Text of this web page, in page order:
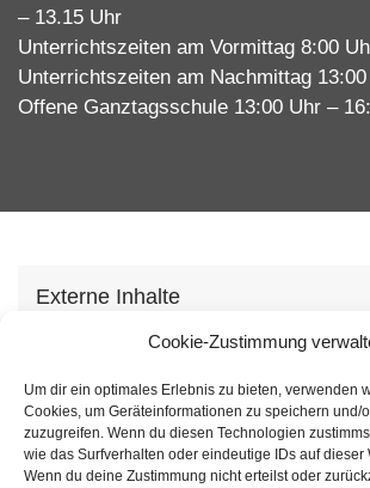
Cookie-Zustimmung
Um dir ein optimales Erlebnis zu bieten, verwenden
Cookies, um Geräteinformationen zu speichern und/
zuzugreifen. Wenn du diesen Technologien
wie das Surfverhalten oder eindeutige IDs auf dieser
Wenn du deine Zustimmung nicht erteilst oder
– 13.15 Uhr
Unterrichtszeiten am Vormittag 8:00
Unterrichtszeiten am Nachmittag
Offene Ganztagsschule 13:00 Uhr –
Externe Inhalte
Wir verwenden auf unserer Webseite
anzubieten. Mit dem laden der
unsererDatenschutzvereinbarungzu.